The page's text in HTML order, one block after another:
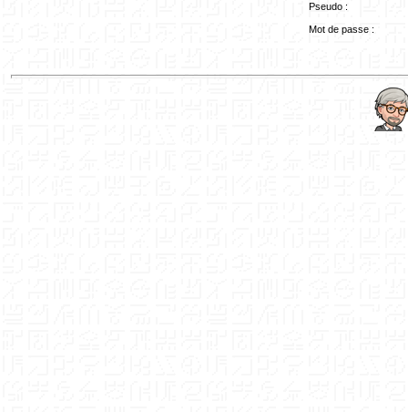
Pseudo :
Mot de passe :